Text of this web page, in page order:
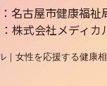
名古屋市健康福祉
株式会社メディカ
｜女性を応援する健康